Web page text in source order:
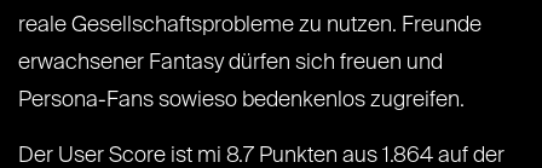
reale Gesellschaftsprobleme zu nutzen. Freunde
erwachsener Fantasy dürfen sich freuen und
Persona-Fans sowieso bedenkenlos zugreifen.
Der User Score ist mi 8.7 Punkten aus 1.864 auf der